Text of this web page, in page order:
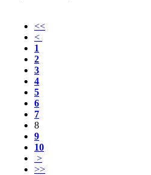
<<
<
1
2
3
4
5
6
7
8
9
10
>
>>